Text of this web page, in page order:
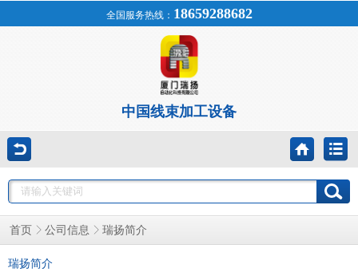
全国服务热线： 18659288682
中国线束加工设备
首页 公司信息 瑞扬简介
瑞扬简介